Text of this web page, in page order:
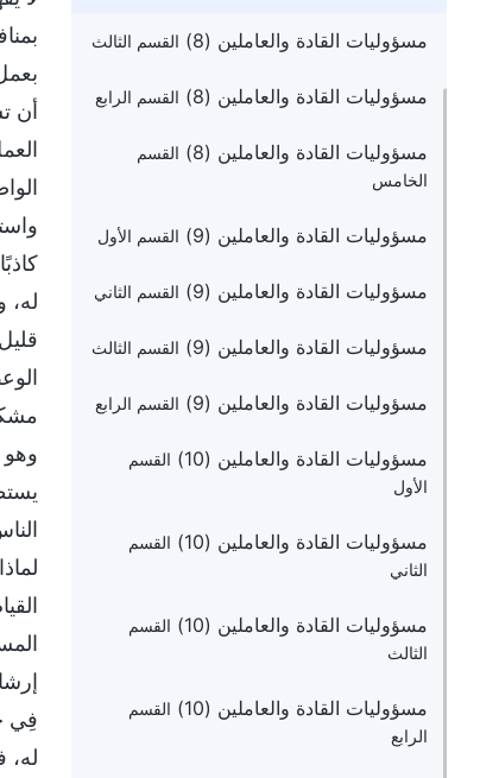
مسؤوليات القادة والعاملين (8) القسم الثالث
مسؤوليات القادة والعاملين (8) القسم الرابع
مسؤوليات القادة والعاملين (8)
القسم
الخامس
مسؤوليات القادة والعاملين (9) القسم الأول
مسؤوليات القادة والعاملين (9) القسم الثاني
مسؤوليات القادة والعاملين (9) القسم الثالث
مسؤوليات القادة والعاملين (9) القسم الرابع
مسؤوليات القادة والعاملين (10)
القسم
الأول
مسؤوليات القادة والعاملين (10)
القسم
الثاني
مسؤوليات القادة والعاملين (10)
القسم
الثالث
مسؤوليات القادة والعاملين (10)
القسم
الرابع
أن
له،
وهو
فِي